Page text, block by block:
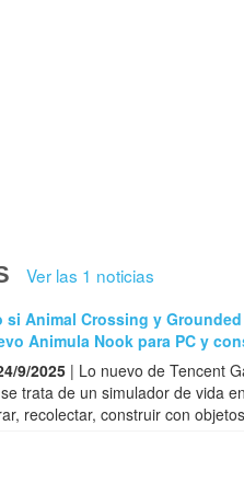
Ver las 1 noticias
si Animal Crossing y
Animula Nook para PC y
9/2025 | Lo nuevo de Tencent
trata de un simulador de vida
recolectar, construir con